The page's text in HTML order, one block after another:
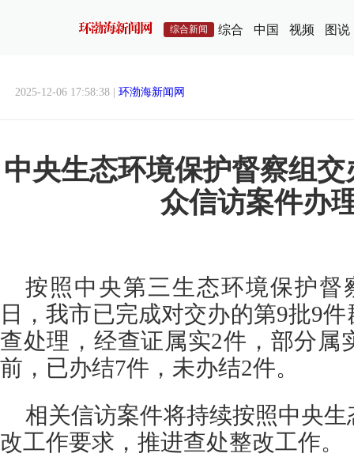
综合新闻 综合 中国 视频 图说
2025-12-06 17:58:38 | 环渤海新闻网
中央生态环境保护督察组
众信访案件办
按照中央第三生态环境保护督
日，我市已完成对交办的第9批9
查处理，经查证属实2件，部分属
前，已办结7件，未办结2件。
相关信访案件将持续按照中央
改工作要求，推进查处整改工作。